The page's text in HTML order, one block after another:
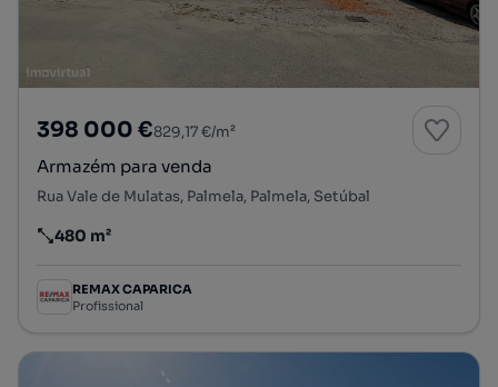
398 000 €829,17 €/m²
Armazém para venda
Rua Vale de Mulatas, Palmela, Palmela, Setúbal
Preço por metro quadrado
480 m²
REMAX CAPARICA
Profissional